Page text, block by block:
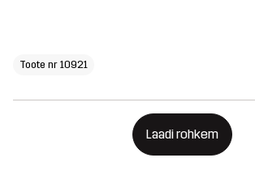
Toote nr 10921
Laadi rohkem